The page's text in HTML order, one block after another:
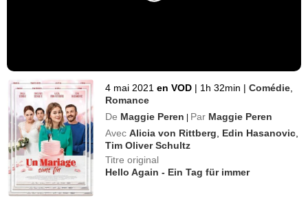
4 mai 2021 en VOD | 1h 32min | Comédie
Romance
De Maggie Peren | Par Maggie Peren
Avec Alicia von Rittberg Edin Hasanovic
Tim Oliver Schultz
Titre original
Hello Again - Ein Tag für immer